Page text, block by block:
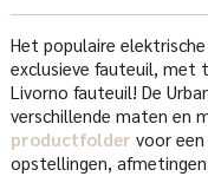
was:
Het populaire
exclusieve fauteuil, met
Livorno fauteuil! De
verschillende maten en
productfolder voor
opstellingen,